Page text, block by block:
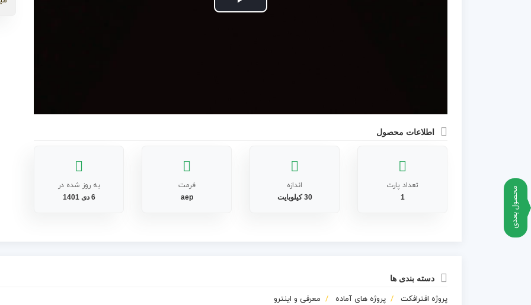
محصول بعدی
Play
اطلاعات محصول
تعداد پارت
1
اندازه
30 کیلوبایت
فرمت
aep
به روز شده در
6 دی 1401
دسته بندی ها
پروژه افترافکت پروژه های آماده معرفی و اینترو